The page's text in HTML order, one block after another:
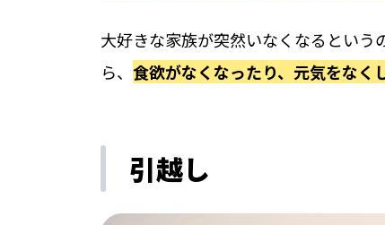
大好きな家族が突然いなくなるという
ら、 食欲がなくなったり、元気をなく
引越し